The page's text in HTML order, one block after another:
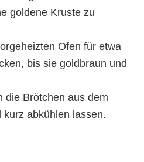
goldene Kruste zu
Ofen für etwa
bis sie goldbraun und
die Brötchen aus dem
kurz abkühlen lassen.